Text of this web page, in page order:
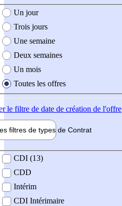
création de l'offre
Un jour
Trois jours
Une semaine
Deux semaines
Un mois
Toutes les offres
le filtre de date de création de l'offre
filtres de types de Contrat
contrat
CDI (13)
CDD
Intérim
CDI Intérimaire